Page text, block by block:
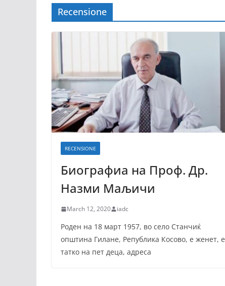
Recensione
RECENSIONE
Биографиа на Проф. Др.
Назми Маљичи
March 12, 2020 iadc
Роден на 18 март 1957, во село Станчиќ
општина Гилане, Република Косово, е женет, е
татко на пет деца, адреса